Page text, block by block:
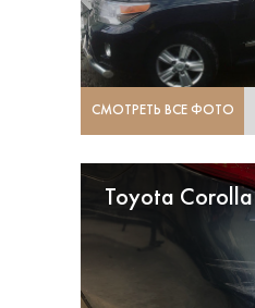
СМОТРЕТЬ ВСЕ ФОТО
Toyota